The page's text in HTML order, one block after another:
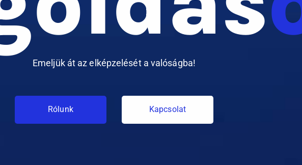
Emeljük át az elképzelését a valóságba!
Rólunk Kapcsolat